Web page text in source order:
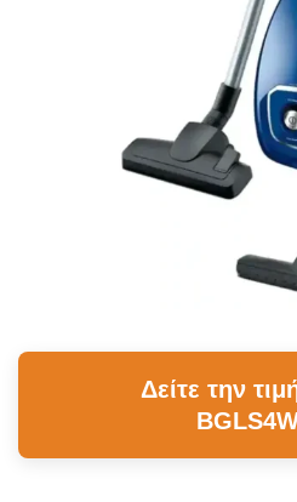
Δείτε την